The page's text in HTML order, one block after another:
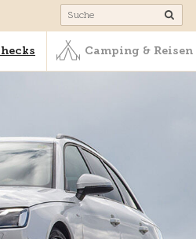
Camping & Reisen
Camping & Reisen